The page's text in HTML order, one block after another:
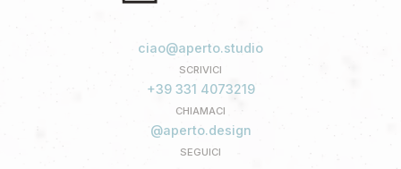
ciao@aperto.studio
SCRIVICI
+39 331 4073219
CHIAMACI
@aperto.design
SEGUICI